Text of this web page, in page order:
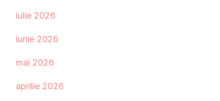
iulie 2026
iunie 2026
mai 2026
aprilie 2026